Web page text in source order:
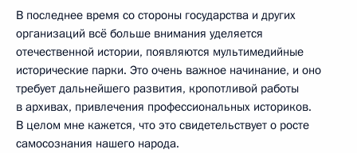
В последнее время со стороны государства и других
организаций всё больше внимания уделяется
отечественной истории, появляются мультимедийные
исторические парки. Это очень важное начинание, и оно
требует дальнейшего развития, кропотливой работы
в архивах, привлечения профессиональных историков.
В целом мне кажется, что это свидетельствует о росте
самосознания нашего народа.